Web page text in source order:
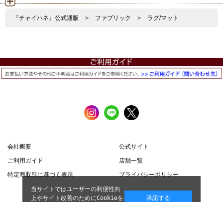
『チャイハネ』公式通販 > ファブリック > ラグ/マット
会社概要
公式サイト
ご利用ガイド
店舗一覧
特定商取引に基づく表示
プライバシーポリシー
当サイトではユーザーの利便性向
上やサイト改善のためにCookieを
承諾する